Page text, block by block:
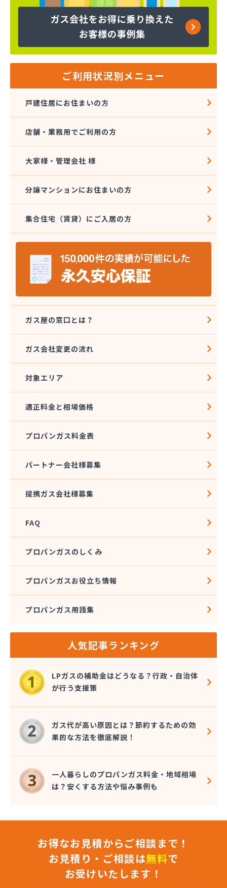
ヤマサ共和ライフ株式会社 一色営業所
ヤマサ共和ライフ株式会社 江南営業所
ヤマサ共和ライフ株式会社 三河営業所
ヤマサ共和ライフ株式会社 豊川営業所
ヤマサ高圧株式会社
ヤマサ總業株式会社 愛知西支店
ヤマトク
リーグ馬場株式会社
愛知高圧株式会社容器検査工場
愛北液化ガス協組江南営業所
旭プロパン
安城ガス株式会社
伊藤プロパン
伊藤忠エネクスホームライフ中部株式会社 碧南営
業所
伊藤忠エネクスホームライフ中部株式会社 名古屋
稲垣商事
稲垣商店
栄燃料合資会社
奥田米穀店
加藤燃料店
加藤豊昭
河村燃料店
角広ガス
割又商店
株式会社アドニス
株式会社あみや商事 本社
株式会社エイチティーピー
株式会社エイチティーピー
株式会社エス・アイ東海
株式会社オーテック
株式会社オーテック 西三河営業所
株式会社ガスキット
株式会社ガステム
株式会社ガスパル 岡崎販売所
株式会社カネコ
株式会社カネ庄
株式会社クラシアン岡崎支社
株式会社コクネ
株式会社コザカヤ 春日井営業所
株式会社コジマガス
株式会社コジマガス ライフアップサポート
株式会社コンプロ産工
株式会社シェル石油豊橋LPG充填工場
株式会社しんせきプロパン部
株式会社スギサン化学
株式会社スマイルガステクノロジー
株式会社バンノ
株式会社フジプロ
株式会社フジプロ刈谷営業所
株式会社ホームガス東海
ご利用状況別メニュー
戸建住居にお住まいの方
店舗・業務用でご利用の方
大家様・管理会社 様
分譲マンションにお住まいの方
集合住宅（賃貸）にご入居の方
ガス屋の窓口とは？
ガス会社変更の流れ
対象エリア
適正料金と相場価格
プロパンガス料金表
パートナー会社様募集
提携ガス会社様募集
FAQ
プロパンガスのしくみ
プロパンガスお役立ち情報
プロパンガス用語集
人気記事ランキング
LPガスの補助金はどうなる？行政・自治体
が行う支援策
ガス代が高い原因とは？節約するための効
果的な方法を徹底解説！
一人暮らしのプロパンガス料金・地域相場
は？安くする方法や悩み事例も
お得なお見積からご相談まで！
お見積り・ご相談は無料で
お受けいたします！